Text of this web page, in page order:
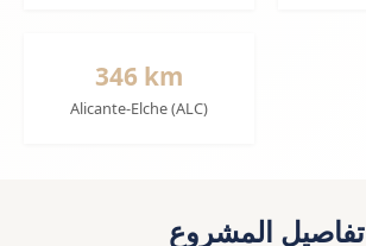
346 km
Alicante-Elche (ALC)
تفاصيل المشروع